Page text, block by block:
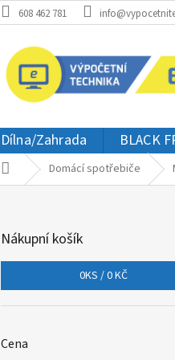
608 462 781
Dílna/Zahrada BLACK
Domů Domácí spotřebiče
Nákupní košík
0KS /0 KČ
Cena